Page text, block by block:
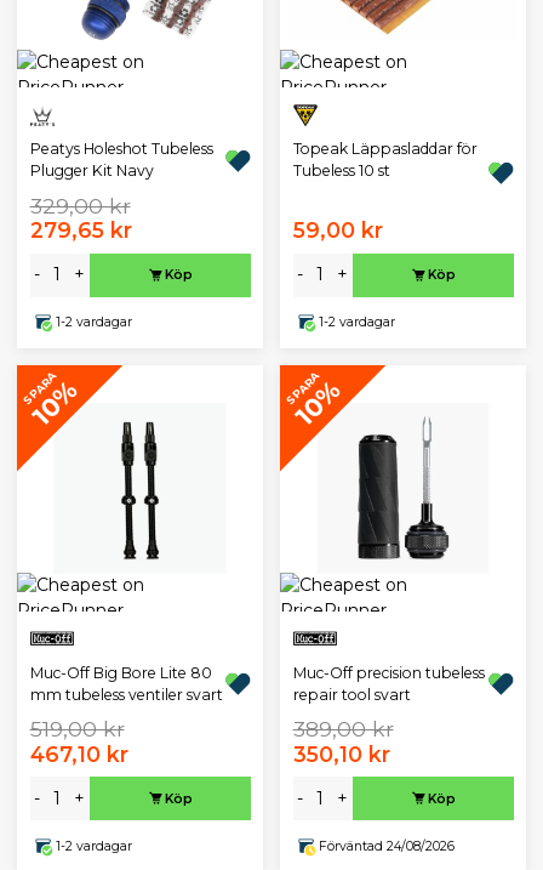
Peatys Holeshot Tubeless
Plugger Kit Navy
329,00 kr
279,65 kr
- + Köp
1-2 vardagar
Topeak Läppasladdar för
Tubeless 10 st
59,00 kr
- + Köp
1-2 vardagar
SPARA
10%
Muc-Off Big Bore Lite 80
mm tubeless ventiler svart
519,00 kr
467,10 kr
- + Köp
1-2 vardagar
SPARA
10%
Muc-Off precision tubeless
repair tool svart
389,00 kr
350,10 kr
- + Köp
Förväntad 24/08/2026